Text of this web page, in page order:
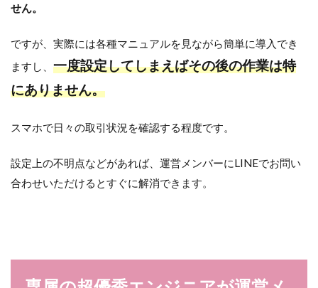
せん。
ですが、実際には各種マニュアルを見ながら簡単に導入でき
ますし、 一度設定してしまえばその後の作業は特
にありません。
スマホで日々の取引状況を確認する程度です。
設定上の不明点などがあれば、運営メンバーにLINEでお問い
合わせいただけるとすぐに解消できます。